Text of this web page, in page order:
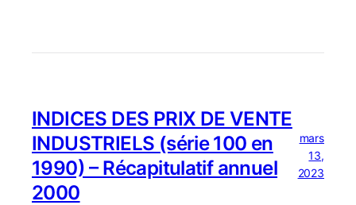
INDICES DES PRIX DE VENTE
INDUSTRIELS (série 100 en
1990) – Récapitulatif annuel
2000
mars
13,
2023